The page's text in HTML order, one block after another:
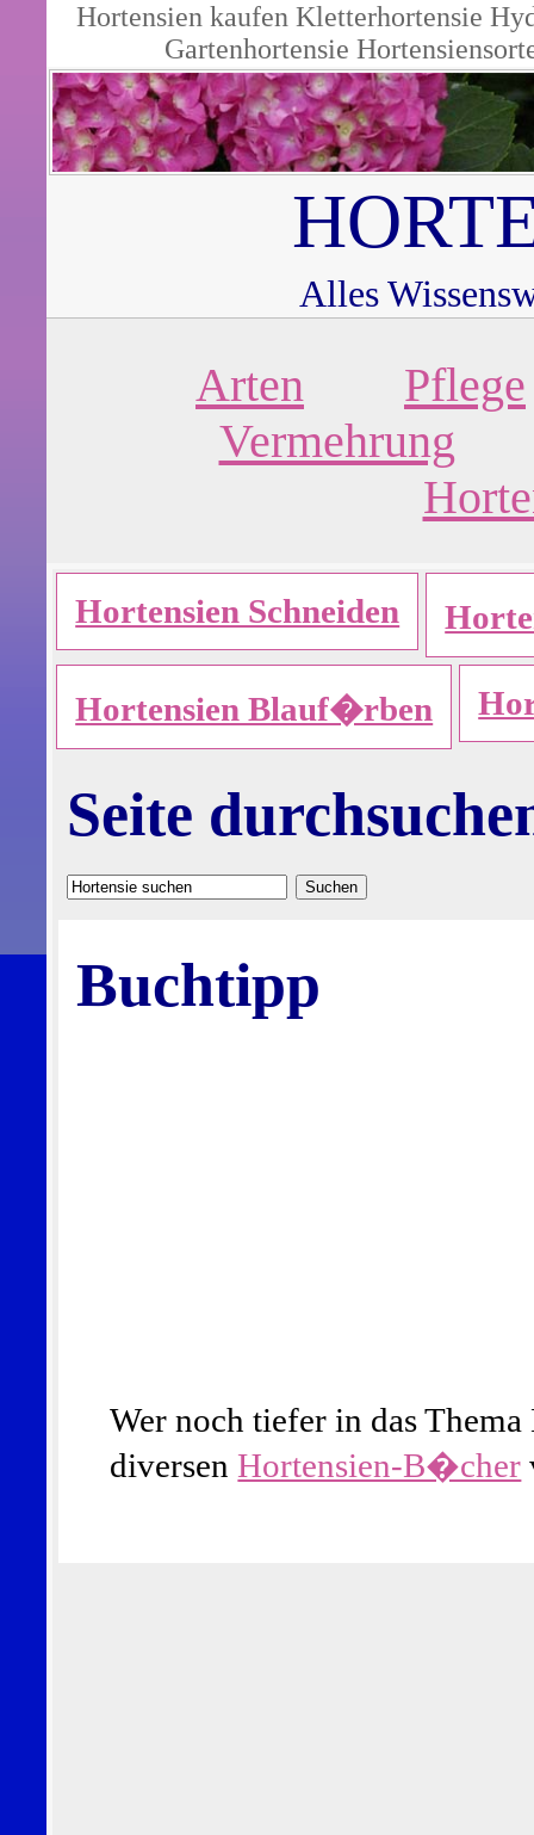
Hortensien kaufen Kletterhortensie
Gartenhortensie
Alles
Arten
Pflege
Vermehrung
Hortensien Schneiden
Hortensien Blauf�rben
Seite
Buchtipp
Wer noch tiefer in das
diversen Hortensien-B�cher